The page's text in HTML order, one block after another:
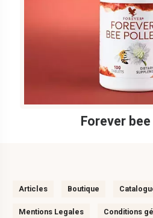
Forever
Articles Boutique
Mentions Legales Conditions